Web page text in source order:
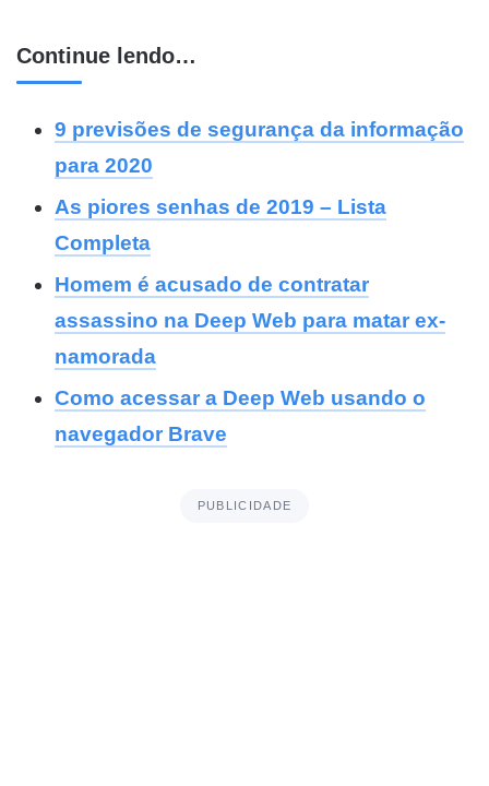
Continue lendo…
9 previsões de segurança da informação
para 2020
As piores senhas de 2019 – Lista
Completa
Homem é acusado de contratar
assassino na Deep Web para matar ex-
namorada
Como acessar a Deep Web usando o
navegador Brave
PUBLICIDADE